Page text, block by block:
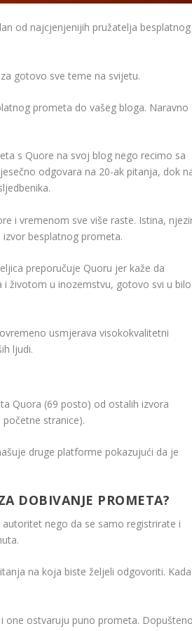
od najcjenjenijih pružatelja besplatnog
gotovo sve teme na svijetu.
prometa do vašeg bloga. Naravno
s Quore na svoj blog nego recimo sa
odgovara na 20-ak pitanja, dok
i vremenom sve više raste. Istina,
besplatnog prometa.
preporučuje Quoru jer kaže da
životom u inozemstvu, gotovo svi u bilo
usmjerava visokokvalitetni
ljudi.
Quora (69 posto) od ostalih izvora
stranice).
druge platforme pokazujući da je
DOBIVANJE PROMETA?
nego da se samo registrirate i
na koja biste željeli odgovoriti. Kada
one ostvaruju puno prometa.